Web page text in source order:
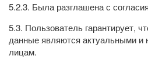
5.2.3. Была разглашена с
5.3. Пользователь гарантирует,
данные являются актуальными и
лицам.